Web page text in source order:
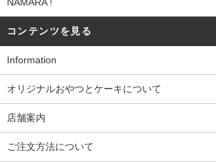
コンテンツを見る
Information
オリジナルおやつとケーキについて
店舗案内
ご注文方法について